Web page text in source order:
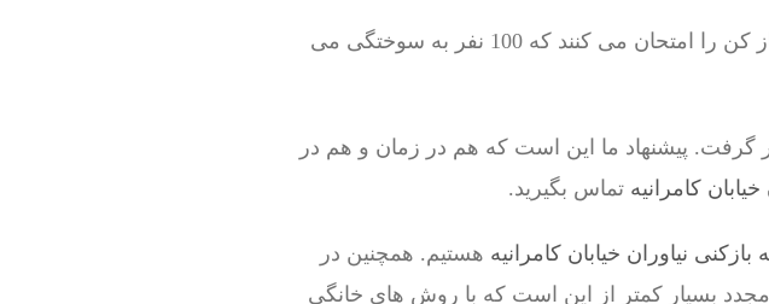
این نشان دهنده این است که حداقل 1000 نفر در روز اسید چاه باز کن را امتحان می کنند که 100 نفر به سوختگی می
گرفت. پیشنهاد ما این است که هم در زمان و هم در
کامرانیه تماس بگیرید.
بازکنی نیاوران خیابان کامرانیه هستیم. همچنین در
بسیار کمتر از این است که با روش های خانگی